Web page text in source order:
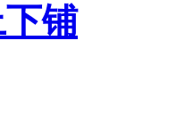
铺